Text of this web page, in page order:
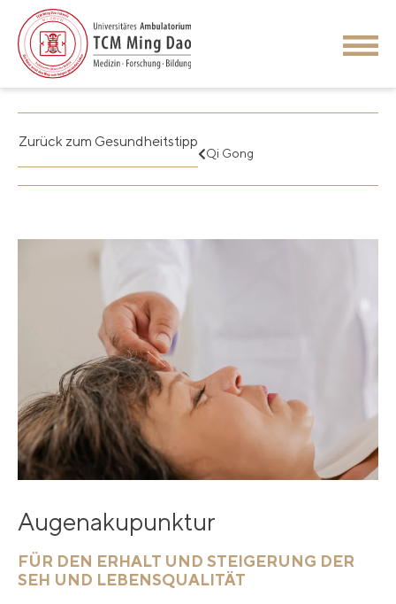
Zurück zum Gesundheitstipp
Qi Gong
Augenakupunktur
FÜR DEN ERHALT UND STEIGERUNG DER
SEH UND LEBENSQUALITÄT